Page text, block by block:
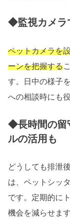
◆監視カメラ
ペットカメラを
ーンを把握する
す。日中の様子
への相談時にも
◆長時間の留
ルの活用も
どうしても排泄
は、ペットシッ
です。定期的に
機会を減らせます